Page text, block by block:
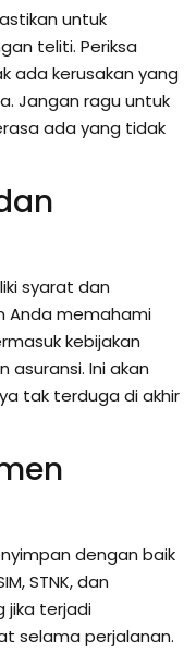
untuk
teliti. Periksa
ada kerusakan yang
Jangan ragu untuk
ada yang tidak
syarat dan
Anda memahami
kebijakan
asuransi. Ini akan
tak terduga di akhir
dengan baik
STNK, dan
jika terjadi
selama perjalanan.